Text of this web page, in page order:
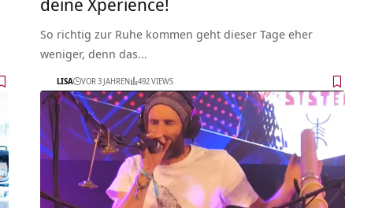
So richtig zur Ruhe kommen geht dieser Tage eher
weniger, denn das…
LISA VOR 3 JAHREN 492 VIEWS